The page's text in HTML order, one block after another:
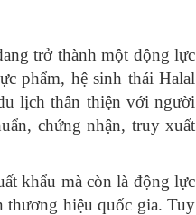
trở thành một động lực
phẩm, hệ sinh thái Halal
lịch thân thiện với người
chứng nhận, truy xuất
khẩu mà còn là động lực
thương hiệu quốc gia. Tuy